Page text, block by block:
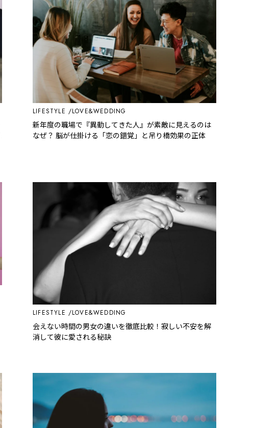
LIFESTYLE LOVE&WEDDING
新年度の職場で『異動してきた人』が素敵に見えるのは
なぜ？ 脳が仕掛ける「恋の錯覚」と吊り橋効果の正体
LIFESTYLE LOVE&WEDDING
会えない時間の男女の違いを徹底比較！寂しい不安を解
消して彼に愛される秘訣